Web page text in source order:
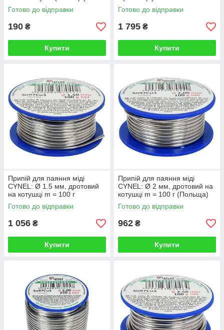
Готово до відправки
190 ₴
Купити
Готово до відправки
1 795 ₴
Купити
Припій для паяння міді
CYNEL: Ø 1.5 мм, дротовий
на котушці m = 100 г
(Польща)
Готово до відправки
1 056 ₴
Купити
Припій для паяння міді
CYNEL: Ø 2 мм, дротовий на
котушці m = 100 г (Польща)
Готово до відправки
962 ₴
Купити